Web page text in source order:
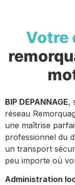
Votre
BIP DEPANNAGE,
réseau
une maîtrise
professionnel du
un transport
peu importe où
Administration